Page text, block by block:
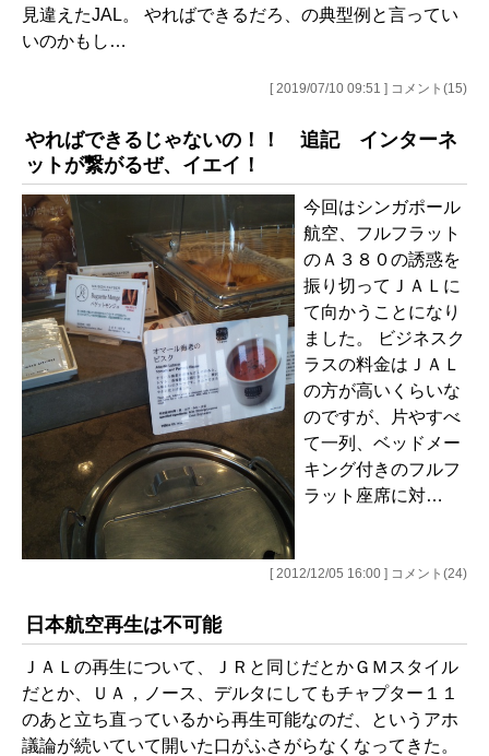
見違えたJAL。 やればできるだろ、の典型例と言ってい
いのかもし…
[ 2019/07/10 09:51 ] コメント(15)
やればできるじゃないの！！ 追記 インターネ
ットが繋がるぜ、イエイ！
今回はシンガポール
航空、フルフラット
のＡ３８０の誘惑を
振り切ってＪＡＬに
て向かうことになり
ました。 ビジネスク
ラスの料金はＪＡＬ
の方が高いくらいな
のですが、片やすべ
て一列、ベッドメー
キング付きのフルフ
ラット座席に対…
[ 2012/12/05 16:00 ] コメント(24)
日本航空再生は不可能
ＪＡＬの再生について、ＪＲと同じだとかＧＭスタイル
だとか、ＵＡ，ノース、デルタにしてもチャプター１１
のあと立ち直っているから再生可能なのだ、というアホ
議論が続いていて開いた口がふさがらなくなってきた。